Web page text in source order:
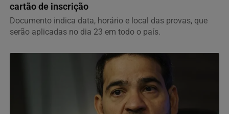
cartão de inscrição
Documento indica data, horário e local das provas, que
serão aplicadas no dia 23 em todo o país.